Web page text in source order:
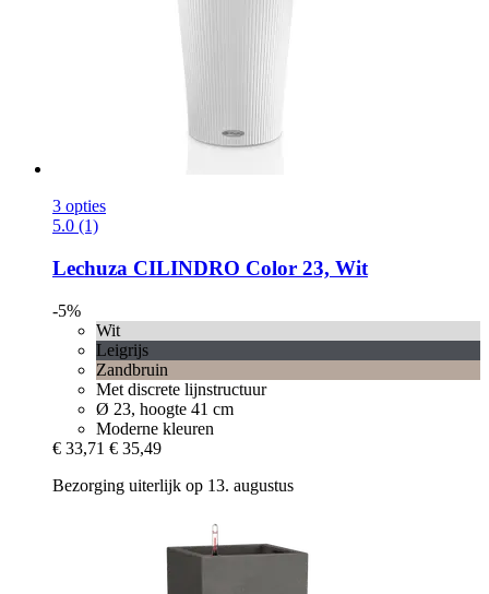
3 opties
5.0 (1)
Lechuza CILINDRO Color 23, Wit
-5%
Wit
Leigrijs
Zandbruin
Met discrete lijnstructuur
Ø 23, hoogte 41 cm
Moderne kleuren
€ 33,71 € 35,49
Bezorging uiterlijk op 13. augustus